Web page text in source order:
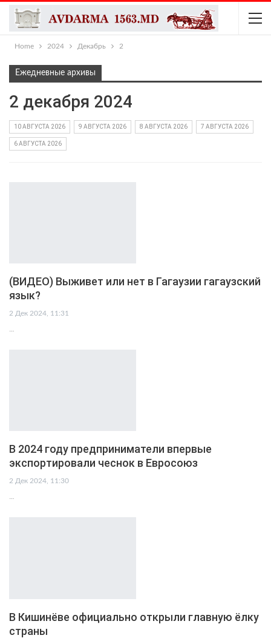
Home 2024 Декабрь 2
Ежедневные архивы
2 декабря 2024
10 АВГУСТА 2026 9 АВГУСТА 2026 8 АВГУСТА 2026 7 АВГУСТА 2026
6 АВГУСТА 2026
(ВИДЕО) Выживет или нет в Гагаузии гагаузский
язык?
2 Дек 2024, 11:31
…
В 2024 году предприниматели впервые
экспортировали чеснок в Евросоюз
2 Дек 2024, 11:30
…
В Кишинёве официально открыли главную ёлку
страны